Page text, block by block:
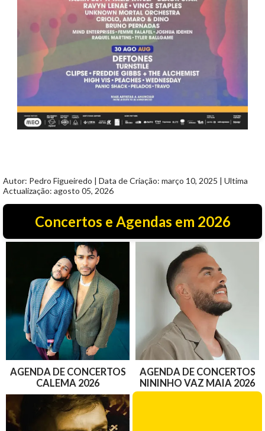
Autor: Pedro Figueiredo | Data de Criação: março 10, 2025 | Ultima
Actualização: agosto 05, 2026
Concertos e Agendas em 2026
AGENDA DE CONCERTOS
CALEMA 2026
AGENDA DE CONCERTOS
NININHO VAZ MAIA 2026